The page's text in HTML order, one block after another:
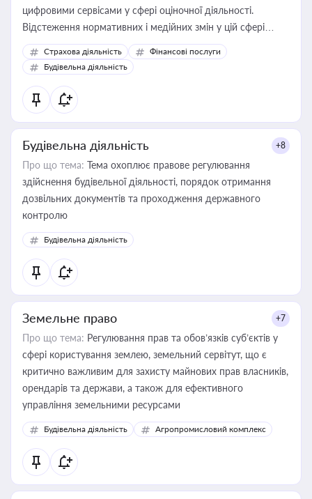
цифровими сервісами у сфері оціночної діяльності.
Відстеження нормативних і медійних змін у цій сфері
корисне для власника бізнесу, керівника, юриста або
бухгалтера під час оподаткування, приватизації, оренди
державного майна, корпоративних угод і перевірки
статусу суб'єктів оціночної діяльності
Страхова діяльність
Фінансові послуги
Будівельна діяльність
Будівельна діяльність +8
Про що тема: Тема охоплює правове регулювання
здійснення будівельної діяльності, порядок отримання
дозвільних документів та проходження державного
контролю
Будівельна діяльність
Земельне право +7
Про що тема: Регулювання прав та обов’язків суб’єктів у
сфері користування землею, земельний сервітут, що є
критично важливим для захисту майнових прав власників,
орендарів та держави, а також для ефективного
управління земельними ресурсами
Будівельна діяльність Агропромисловий комплекс